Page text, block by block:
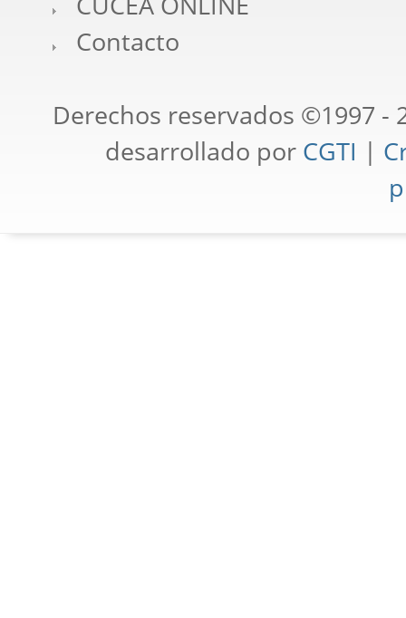
Contacto
Derechos reservados ©1997 -
desarrollado por CGTI |